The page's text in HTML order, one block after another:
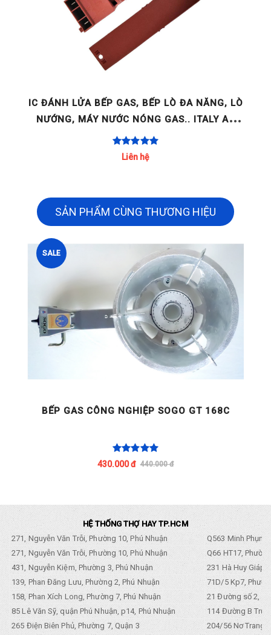
IC ĐÁNH LỬA BẾP GAS, BẾP LÒ ĐA NĂNG, LÒ
NƯỚNG, MÁY NƯỚC NÓNG GAS.. ITALY AC
220-240V 2 LÒ / 4 LÒ / [...]
Liên hệ
SẢN PHẨM CÙNG THƯƠNG HIỆU
SALE
BẾP GAS CÔNG NGHIỆP SOGO GT 168C
430.000 đ 440.000 đ
HỆ THỐNG THỢ HAY TP.HCM
271, Nguyễn Văn Trỗi, Phường 10, Phú Nhuận
Q563 Minh
271, Nguyễn Văn Trỗi, Phường 10, Phú Nhuận
Q66 HT17,
431, Nguyễn Kiệm, Phường 3, Phú Nhuận
231 Hà Huy Giáp,
139, Phan Đăng Lưu, Phường 2, Phú Nhuận
71D/5 Kp7,
158, Phan Xích Long, Phường 7, Phú Nhuận
21 Đường số 2,
85 Lê Văn Sỹ, quận Phú Nhuận, p14, Phú Nhuận
114 Đường B
265 Điện Biên Phủ, Phường 7, Quận 3
204/56 Nơ Trang